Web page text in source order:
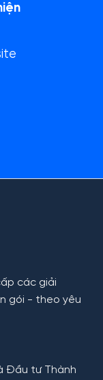
các giải
gói - theo yêu
Đầu tư Thành